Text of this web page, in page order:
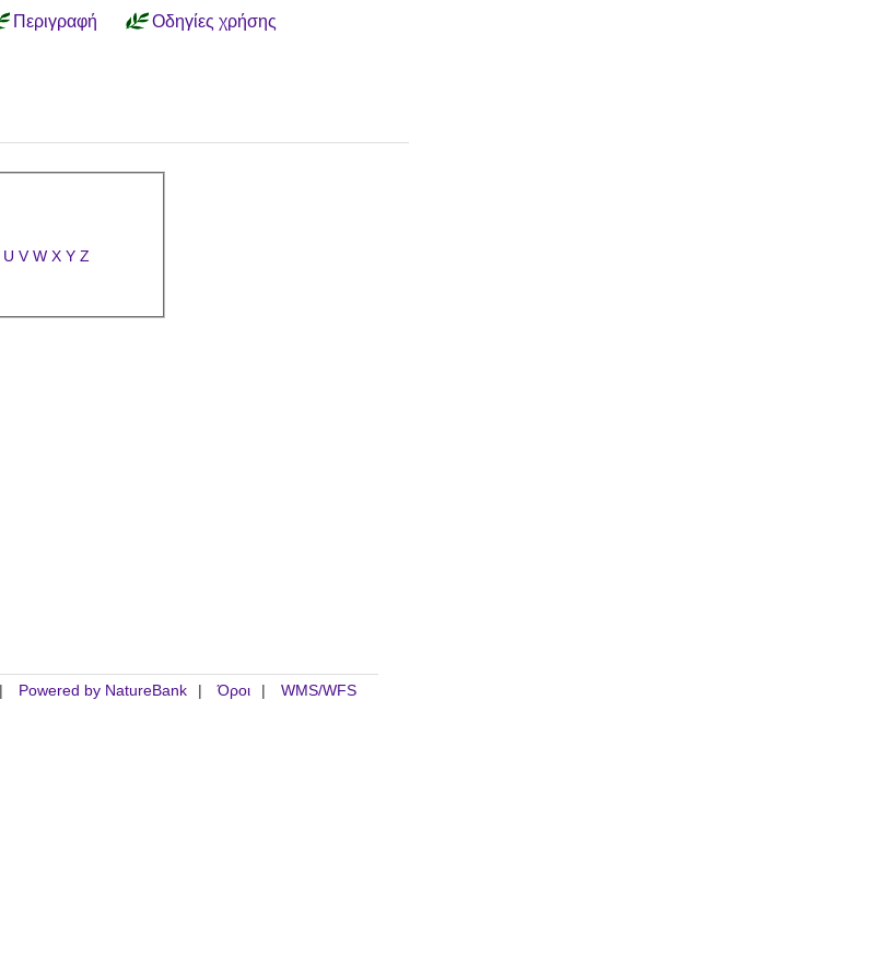
Περιγραφή Οδηγίες χρήσης
U V W X Y Z
Powered by NatureBank Όροι WMS/WFS